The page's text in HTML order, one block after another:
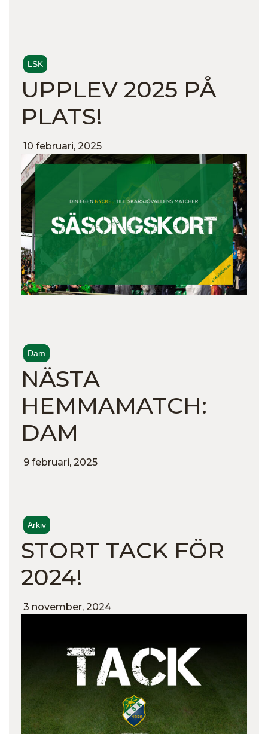
LSK
UPPLEV 2025 PÅ
PLATS!
10 februari, 2025
Dam
NÄSTA
HEMMAMATCH:
DAM
9 februari, 2025
Arkiv
STORT TACK FÖR
2024!
3 november, 2024